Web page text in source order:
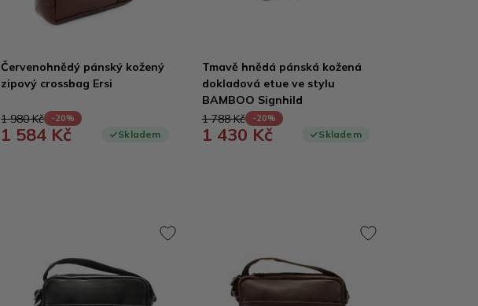
Červenohnědý pánský kožený
zipový crossbag Ersi
1 980 Kč -20%
1 584 Kč Skladem
Tmavě hnědá pánská kožená
dokladová etue ve stylu
BAMBOO Signhild
1 788 Kč
-20%
1 430 Kč Skladem